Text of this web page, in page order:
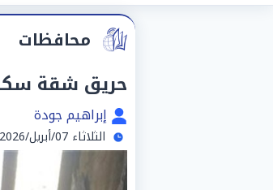
محافظات
حريق شقة
إبراهيم جودة
الثلاثاء 07/أبريل/2026 - 04:51 م